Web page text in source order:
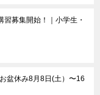
募集開始！｜小学生・
盆休み8月8日(土）〜16